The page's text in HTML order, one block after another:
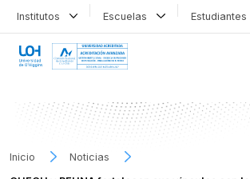
Institutos Escuelas Estudiantes
Inicio
Noticias